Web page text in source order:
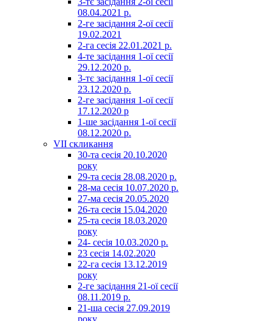
08.04.2021 р.
2-ге засідання 2-ої сесії
19.02.2021
2-га сесія 22.01.2021 р.
4-те засідання 1-ої сесії
29.12.2020 р.
3-тє засідання 1-ої сесії
23.12.2020 р.
2-ге засідання 1-ої сесії
17.12.2020 р
1-ше засідання 1-ої сесії
08.12.2020 р.
VII скликання
30-та сесія 20.10.2020
року
29-та сесія 28.08.2020 р.
28-ма сесія 10.07.2020 р.
27-ма сесія 20.05.2020
26-та сесія 15.04.2020
25-та сесія 18.03.2020
року
24- сесія 10.03.2020 р.
23 сесія 14.02.2020
22-га сесія 13.12.2019
року
2-ге засідання 21-ої сесії
08.11.2019 р.
21-ша сесія 27.09.2019
року